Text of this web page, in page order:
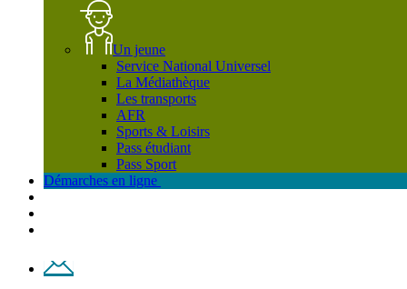
Un jeune
Service National Universel
La Médiathèque
Les transports
AFR
Sports & Loisirs
Pass étudiant
Pass Sport
Démarches en ligne
Contact